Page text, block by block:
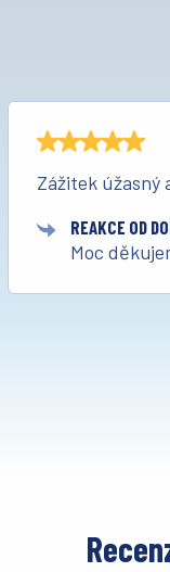
Zážitek úžasný
REAKCE OD
Moc